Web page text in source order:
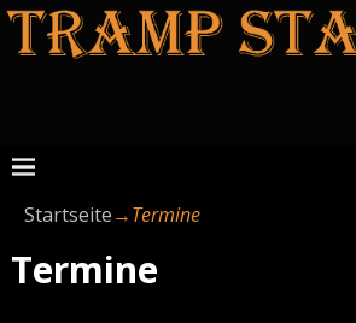
Startseite→Termine
Termine